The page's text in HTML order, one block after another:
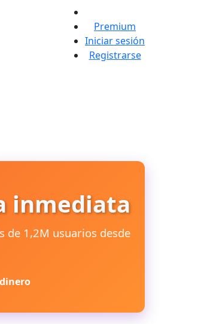
Premium
Iniciar sesión
Registrarse
inmediata
de 1,2M usuarios desde